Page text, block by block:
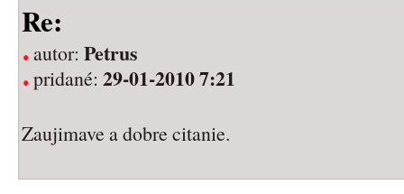
Re:
autor: Petrus
pridané: 29-01-2010 7:21
Zaujimave a dobre citanie.